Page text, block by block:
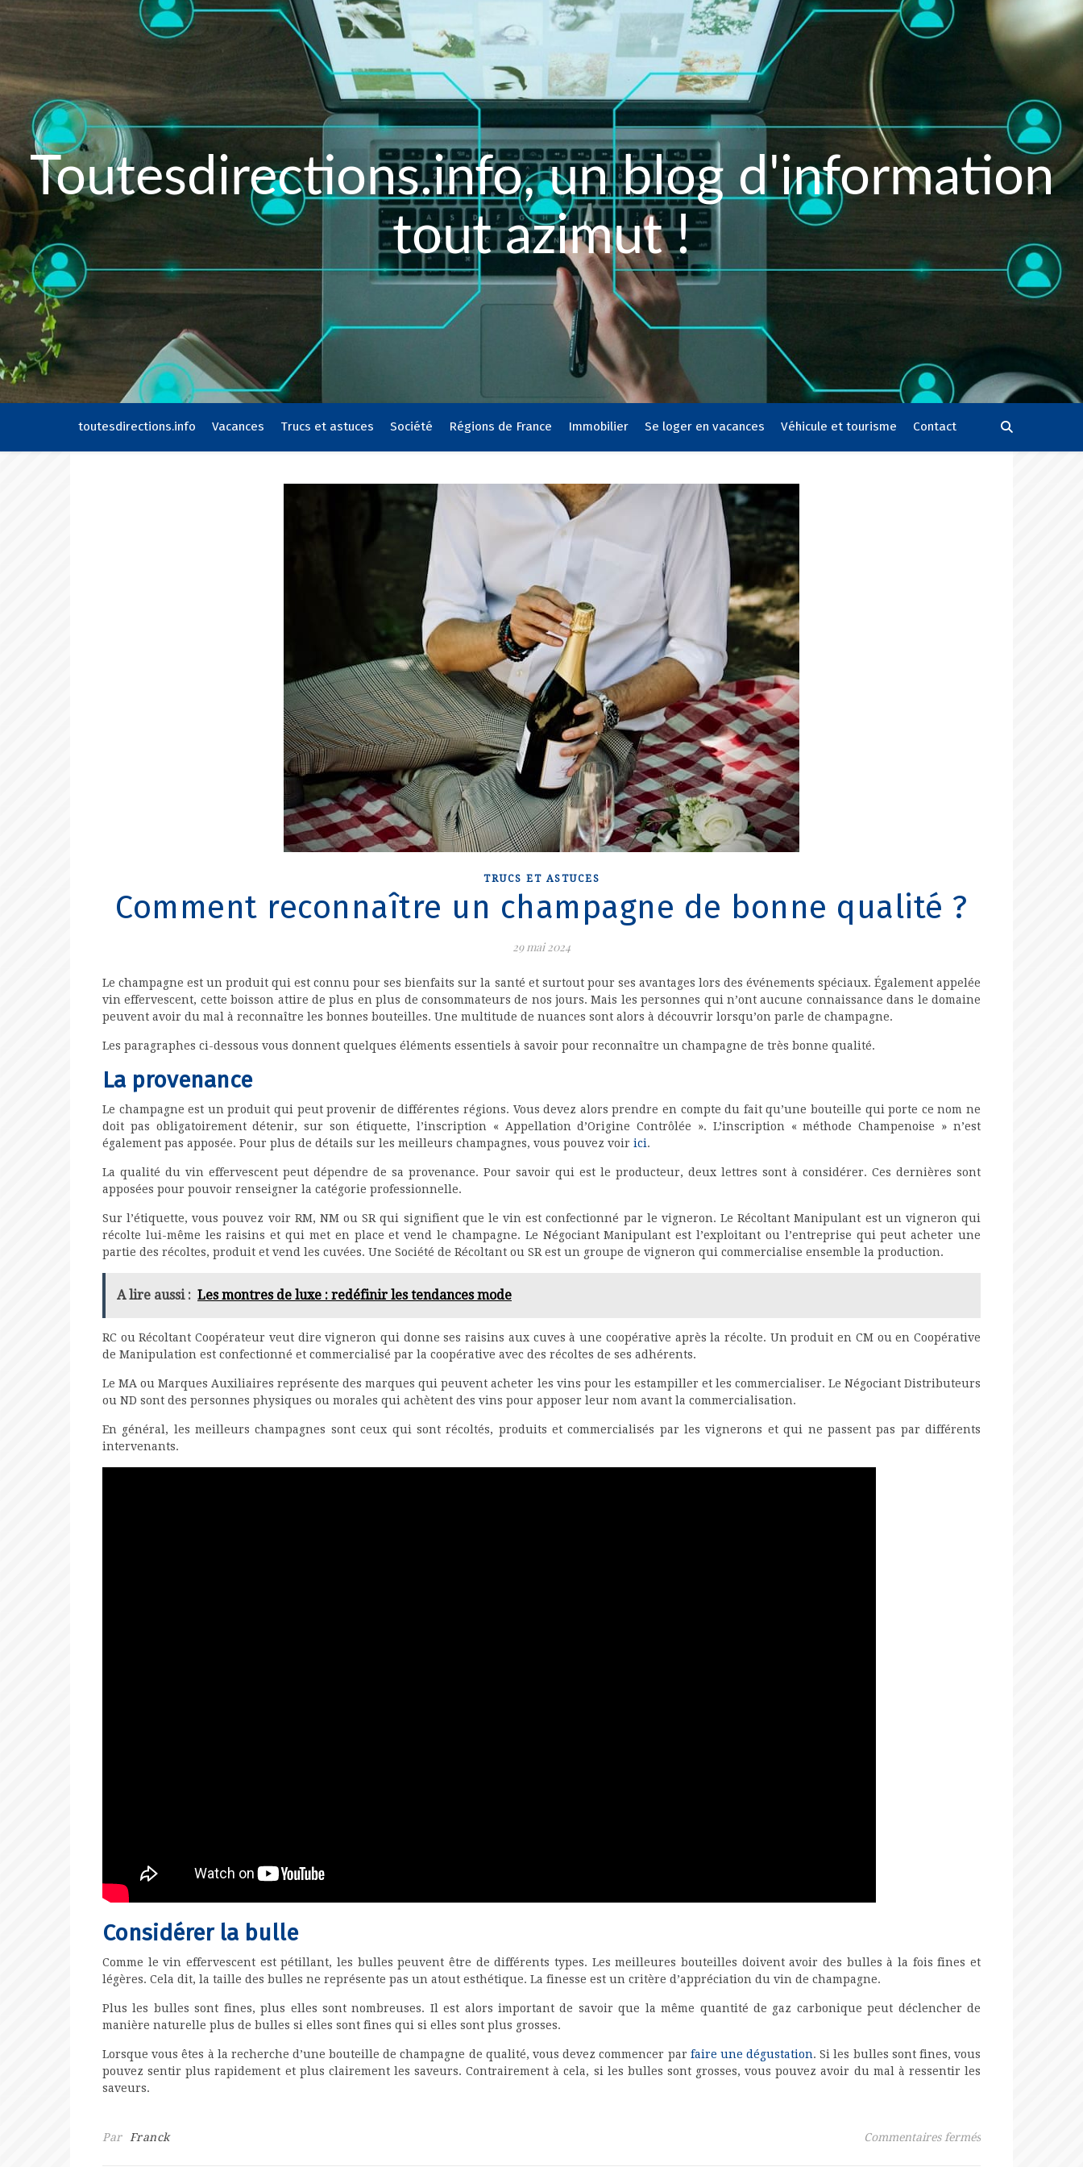
Toutesdirections.info, un blog d'information
tout azimut !
toutesdirections.info Vacances Trucs et astuces Société Régions de France Immobilier Se loger en vacances Véhicule et tourisme Contact
TRUCS ET ASTUCES
Comment reconnaître un champagne de bonne qualité ?
29 mai 2024
Le champagne est un produit qui est connu pour ses bienfaits sur la santé et surtout pour ses avantages lors des événements spéciaux. Également appelée
vin effervescent, cette boisson attire de plus en plus de consommateurs de nos jours. Mais les personnes qui n’ont aucune connaissance dans le domaine
peuvent avoir du mal à reconnaître les bonnes bouteilles. Une multitude de nuances sont alors à découvrir lorsqu’on parle de champagne.
Les paragraphes ci-dessous vous donnent quelques éléments essentiels à savoir pour reconnaître un champagne de très bonne qualité.
La provenance
Le champagne est un produit qui peut provenir de différentes régions. Vous devez alors prendre en compte du fait qu’une bouteille qui porte ce nom ne
doit pas obligatoirement détenir, sur son étiquette, l’inscription « Appellation d’Origine Contrôlée ». L’inscription « méthode Champenoise » n’est
également pas apposée. Pour plus de détails sur les meilleurs champagnes, vous pouvez voir ici.
La qualité du vin effervescent peut dépendre de sa provenance. Pour savoir qui est le producteur, deux lettres sont à considérer. Ces dernières sont
apposées pour pouvoir renseigner la catégorie professionnelle.
Sur l’étiquette, vous pouvez voir RM, NM ou SR qui signifient que le vin est confectionné par le vigneron. Le Récoltant Manipulant est un vigneron qui
récolte lui-même les raisins et qui met en place et vend le champagne. Le Négociant Manipulant est l’exploitant ou l’entreprise qui peut acheter une
partie des récoltes, produit et vend les cuvées. Une Société de Récoltant ou SR est un groupe de vigneron qui commercialise ensemble la production.
A lire aussi : Les montres de luxe : redéfinir les tendances mode
RC ou Récoltant Coopérateur veut dire vigneron qui donne ses raisins aux cuves à une coopérative après la récolte. Un produit en CM ou en Coopérative
de Manipulation est confectionné et commercialisé par la coopérative avec des récoltes de ses adhérents.
Le MA ou Marques Auxiliaires représente des marques qui peuvent acheter les vins pour les estampiller et les commercialiser. Le Négociant Distributeurs
ou ND sont des personnes physiques ou morales qui achètent des vins pour apposer leur nom avant la commercialisation.
En général, les meilleurs champagnes sont ceux qui sont récoltés, produits et commercialisés par les vignerons et qui ne passent pas par différents
intervenants.
Considérer la bulle
Comme le vin effervescent est pétillant, les bulles peuvent être de différents types. Les meilleures bouteilles doivent avoir des bulles à la fois fines et
légères. Cela dit, la taille des bulles ne représente pas un atout esthétique. La finesse est un critère d’appréciation du vin de champagne.
Plus les bulles sont fines, plus elles sont nombreuses. Il est alors important de savoir que la même quantité de gaz carbonique peut déclencher de
manière naturelle plus de bulles si elles sont fines qui si elles sont plus grosses.
Lorsque vous êtes à la recherche d’une bouteille de champagne de qualité, vous devez commencer par faire une dégustation. Si les bulles sont fines, vous
pouvez sentir plus rapidement et plus clairement les saveurs. Contrairement à cela, si les bulles sont grosses, vous pouvez avoir du mal à ressentir les
saveurs.
Par Franck Commentaires ferméssur Comment